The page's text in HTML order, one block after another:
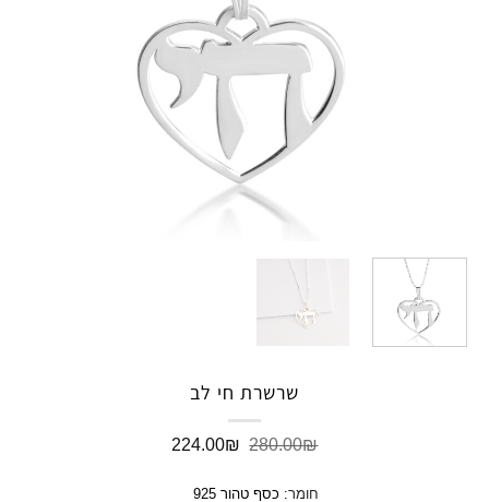
שרשרת חי לב
280.00₪
המחיר
280.00₪.
224.00₪
חומר: כסף טהור 925